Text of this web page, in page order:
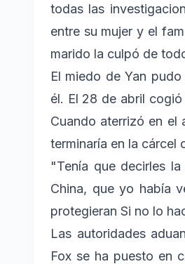
todas las
entre su mujer y el
marido la culpó de
El miedo de Yan
él. El 28 de abril
Cuando aterrizó en el
terminaría en la cárcel
"Tenía que decirles
China, que yo había
protegieran Si no lo
Las autoridades
Fox se ha puesto en